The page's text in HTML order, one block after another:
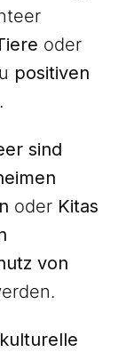
oder
positiven
sind
oder Kitas
von
kulturelle